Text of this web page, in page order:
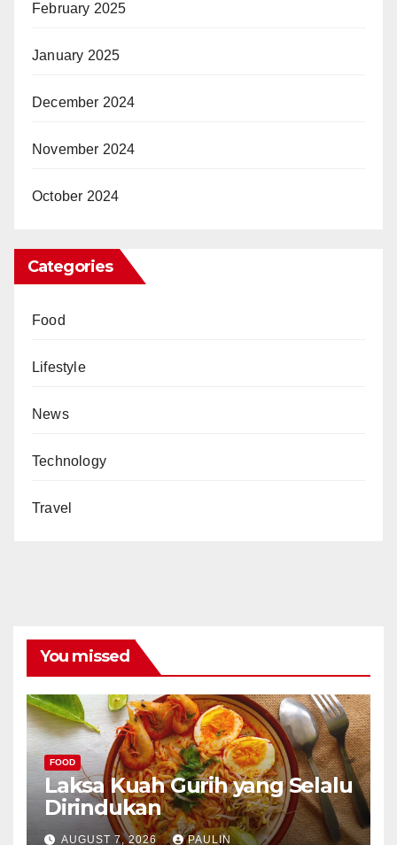
February 2025
January 2025
December 2024
November 2024
October 2024
Categories
Food
Lifestyle
News
Technology
Travel
You missed
FOOD
Laksa Kuah Gurih yang Selalu
Dirindukan
AUGUST 7, 2026 PAULIN